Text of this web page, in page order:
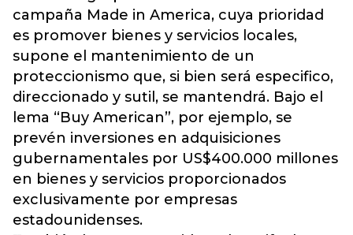
campaña Made in America, cuya prioridad
es promover bienes y servicios locales,
supone el mantenimiento de un
proteccionismo que, si bien será especifico,
direccionado y sutil, se mantendrá. Bajo el
lema “Buy American”, por ejemplo, se
prevén inversiones en adquisiciones
gubernamentales por US$400.000 millones
en bienes y servicios proporcionados
exclusivamente por empresas
estadounidenses.